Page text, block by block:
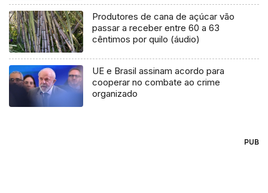
Produtores de cana de açúcar vão
passar a receber entre 60 a 63
cêntimos por quilo (áudio)
UE e Brasil assinam acordo para
cooperar no combate ao crime
organizado
PUB